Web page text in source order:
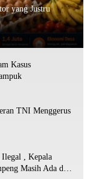
yang Justru
Kasus
TNI Menggerus
Ilegal , Kepala
Masih Ada di